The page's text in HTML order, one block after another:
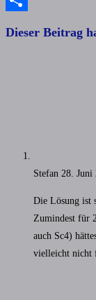
Dieser Beitrag
Stefan 28. Juni
Die Lösung ist
Zumindest für
auch Sc4)
vielleicht nicht